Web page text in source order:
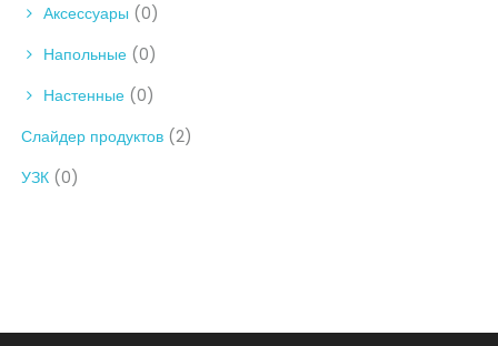
Аксессуары (0)
Напольные (0)
Настенные (0)
Слайдер продуктов (2)
УЗК (0)